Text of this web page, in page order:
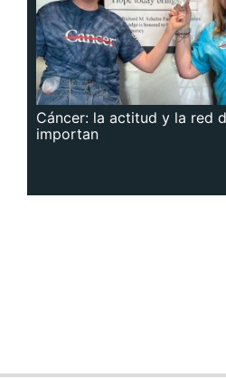
Cáncer: la actitud y la red
importan